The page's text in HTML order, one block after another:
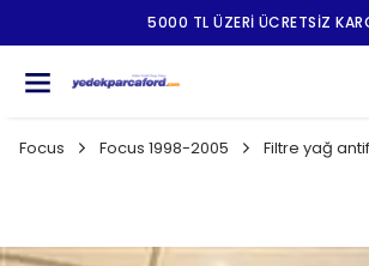
5000 TL ÜZERI ÜCRETSIZ
Focus Focus 1998-2005 Filtre yağ